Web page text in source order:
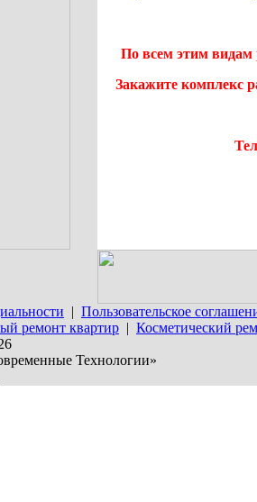
По всем этим видам
Закажите комплекс
| Пользовательское
ремонт квартир | Косметический
Технологии»